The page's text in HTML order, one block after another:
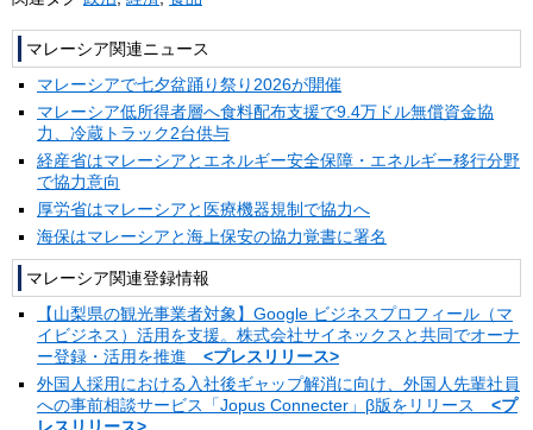
マレーシア関連ニュース
マレーシアで七夕盆踊り祭り2026が開催
マレーシア低所得者層へ食料配布支援で9.4万ドル無償資金協
力、冷蔵トラック2台供与
経産省はマレーシアとエネルギー安全保障・エネルギー移行分野
で協力意向
厚労省はマレーシアと医療機器規制で協力へ
海保はマレーシアと海上保安の協力覚書に署名
マレーシア関連登録情報
【山梨県の観光事業者対象】Google ビジネスプロフィール（マ
イビジネス）活用を支援。株式会社サイネックスと共同でオーナ
ー登録・活用を推進 <プレスリリース>
外国人採用における入社後ギャップ解消に向け、外国人先輩社員
への事前相談サービス「Jopus Connecter」β版をリリース <プ
レスリリース>